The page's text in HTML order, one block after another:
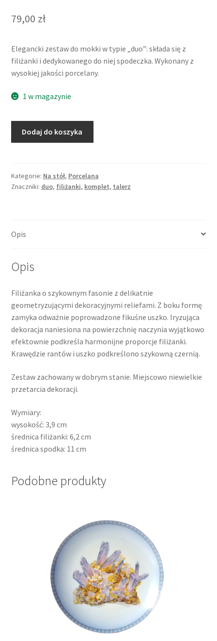
79,00 zł
Elegancki zestaw do mokki w typie „duo”: składa się z
filiżanki i dedykowanego do niej spodeczka. Wykonany z
wysokiej jakości porcelany.
1 w magazynie
Filiżanka
iryzowana,
czarny
Dodaj do koszyka
Kategorie: Na stół, Porcelana
Znaczniki: duo, filiżanki, komplet, talerz
Opis
Opis
Filiżanka o szykownym fasonie z delikatnie
geometryzującymi dekoracyjnymi reliefami. Z boku formę
zamyka odważnie poprowadzone fikuśne uszko. Iryzująca
dekoracja naniesiona na powierzchnię naczynia wyjątkowo
efektownie podkreśla harmonijne proporcje filiżanki.
Krawędzie rantów i uszko podkreślono szykowną czernią.
Zestaw zachowany w dobrym stanie. Miejscowo niewielkie
przetarcia dekoracji.
Wymiary:
wysokość: 3,9 cm
średnica filiżanki: 6,2 cm
średnica spodka: 11 cm
Podobne produkty